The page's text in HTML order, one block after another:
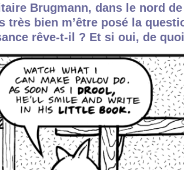
Brugmann, dans le nord
très bien m’être posé la
rêve-t-il ? Et si oui, de